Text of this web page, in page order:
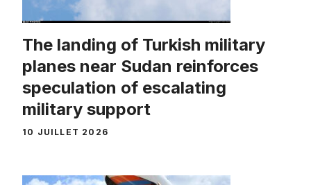
The landing of Turkish military
planes near Sudan reinforces
speculation of escalating
military support
10 JUILLET 2026